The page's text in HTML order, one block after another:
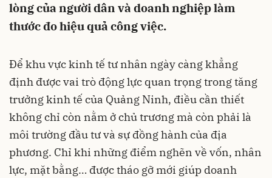
lòng của người dân và doanh nghiệp làm
thước đo hiệu quả công việc.
Để khu vực kinh tế tư nhân ngày càng khẳng
định được vai trò động lực quan trọng trong tăng
trưởng kinh tế của Quảng Ninh, điều cần thiết
không chỉ còn nằm ở chủ trương mà còn phải là
môi trường đầu tư và sự đồng hành của địa
phương. Chỉ khi những điểm nghẽn về vốn, nhân
lực, mặt bằng… được tháo gỡ mới giúp doanh